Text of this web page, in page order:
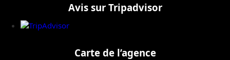
Avis sur Tripadvisor
Carte de l’agence